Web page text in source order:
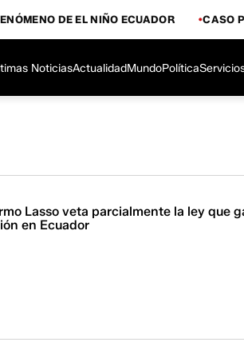
DE EL NIÑO ECUADOR CASO
NoticiasActualidadMundoPolítica
Lasso veta parcialmente la ley que
en Ecuador